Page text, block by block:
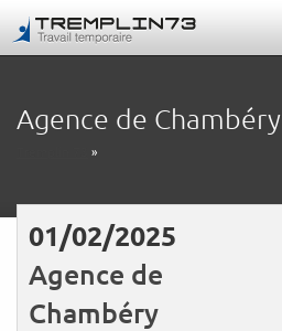
Agence de Chambéry
»
01/02/2025
Agence de
Chambéry